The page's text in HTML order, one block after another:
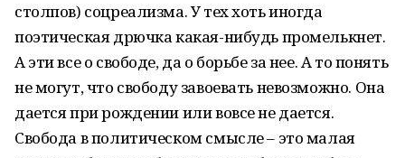
столпов) соцреализма. У тех хоть иногда
поэтическая дрючка какая-нибудь промелькнет.
А эти все о свободе, да о борьбе за нее. А то понять
не могут, что сво­боду завоевать невозможно. Она
дается при рождении или вовсе не дается.
Свобода в политическом смысле – это малая